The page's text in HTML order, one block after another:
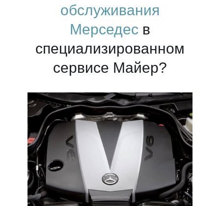
обслуживания
Мерседес в
специализированном
сервисе Майер?